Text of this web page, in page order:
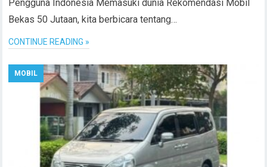
Pengguna Indonesia Memasuki dunia Rekomendasi Mobil
Bekas 50 Jutaan, kita berbicara tentang…
CONTINUE READING »
MOBIL